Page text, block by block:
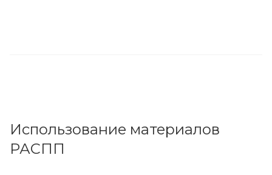
Использование материалов
РАСПП